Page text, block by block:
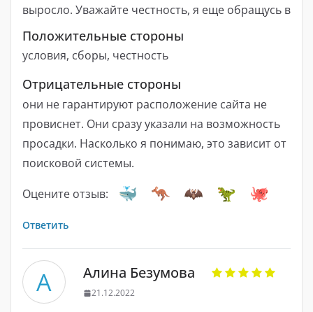
выросло. Уважайте честность, я еще обращусь в
Положительные стороны
условия, сборы, честность
Отрицательные стороны
они не гарантируют расположение сайта не
провиснет. Они сразу указали на возможность
просадки. Насколько я понимаю, это зависит от
поисковой системы.
Оцените отзыв:
Ответить
А Алина Безумова
21.12.2022